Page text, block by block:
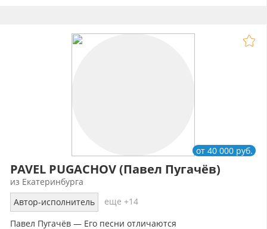
PAVEL PUGACHOV (Павел Пугачёв)
от 40 000 руб.
из Екатеринбурга
Автор-исполнитель
еще +14
Павел Пугачёв — Его песни отличаются